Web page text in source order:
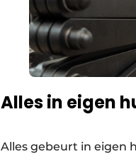
Alles in eigen
Alles gebeurt in eigen